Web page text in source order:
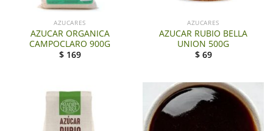
AZUCARES
AZUCAR ORGANICA
CAMPOCLARO 900G
$ 169
AZUCARES
AZUCAR RUBIO BELLA
UNION 500G
$ 69